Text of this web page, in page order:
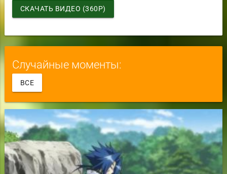
СКАЧАТЬ ВИДЕО (360P)
Случайные моменты:
ВСЕ